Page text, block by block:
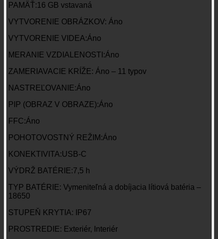
PAMÄŤ:16 GB vstavaná
VYTVORENIE OBRÁZKOV: Áno
VYTVORENIE VIDEA:Áno
MERANIE VZDIALENOSTI:Áno
ZAMERIAVACIE KRÍŽE: Áno – 11 typov
NASTREĽOVANIE:Áno
PIP (OBRAZ V OBRAZE):Áno
FFC:Áno
POHOTOVOSTNÝ REŽIM:Áno
KONEKTIVITA:USB-C
VÝDRŽ BATÉRIE:7,5 h
TYP BATÉRIE: Vymeniteľná a dobíjacia lítiová batéria –
18650
STUPEŇ KRYTIA: IP67
PROSTREDIE: Exteriér, Interiér